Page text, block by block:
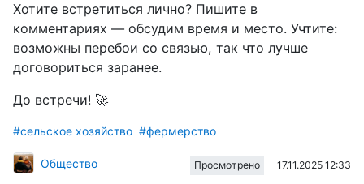
Хотите встретиться лично? Пишите в
комментариях — обсудим время и место. Учтите:
возможны перебои со связью, так что лучше
договориться заранее.
До встречи! 🚀
#сельское хозяйство #фермерство
Общество Просмотрено 17.11.2025 12:33